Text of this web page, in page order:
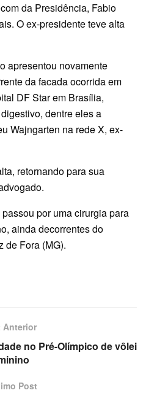
da Presidência, Fabio
O ex-presidente teve alta
apresentou novamente
da facada ocorrida em
DF Star em Brasília,
dentre eles a
Wajngarten na rede X, ex-
retornando para sua
por uma cirurgia para
ainda decorrentes do
de Fora (MG).
Anterior
no Pré-Olímpico de vôlei
Post